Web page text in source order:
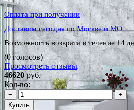
Оплата при получении
Доставим сегодня по Москве и МО
Возможность возврата в течение 14
(0 голосов)
Просмотреть отзывы
46620руб.
Кол-во:
−
+
Купить